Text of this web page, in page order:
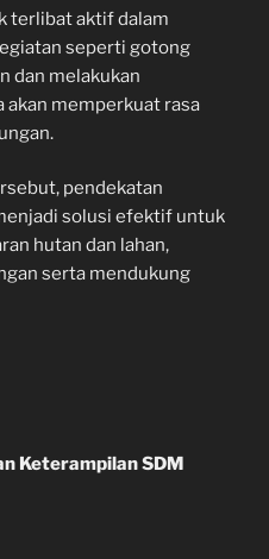
terlibat aktif dalam
seperti gotong
dan melakukan
akan memperkuat rasa
pendekatan
solusi efektif untuk
hutan dan lahan,
serta mendukung
Keterampilan SDM